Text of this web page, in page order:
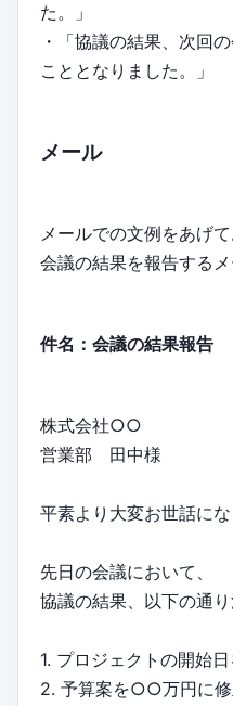
た。」
・「協議の結果、次回
こととなりました。」
メール
メールでの文例をあげて
会議の結果を報告するメ
件名：会議の結果報告
株式会社○○
営業部 田中様
平素より大変お世話にな
先日の会議において、
協議の結果、以下の通り
1. プロジェクトの開始
2. 予算案を○○万円に